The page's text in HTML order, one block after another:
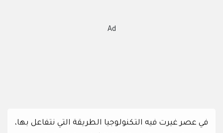
Ad
في عصر غيرت فيه التكنولوجيا الطريقة التي نتفاعل بها،